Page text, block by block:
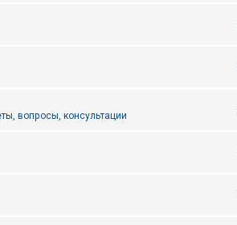
вопросы, консультации